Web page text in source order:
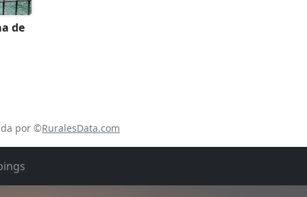
de
por ©RuralesData.com